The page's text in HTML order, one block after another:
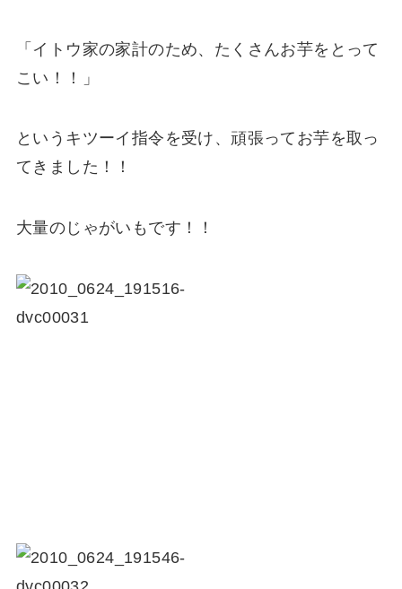
「イトウ家の家計のため、たくさんお芋をとって
こい！！」
というキツーイ指令を受け、頑張ってお芋を取っ
てきました！！
大量のじゃがいもです！！